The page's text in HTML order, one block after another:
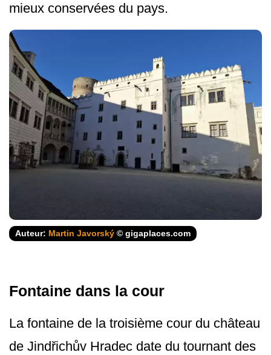
mieux conservées du pays.
Auteur: Martin Javorský © gigaplaces.com
Fontaine dans la cour
La fontaine de la troisième cour du château
de Jindřichův Hradec date du tournant des